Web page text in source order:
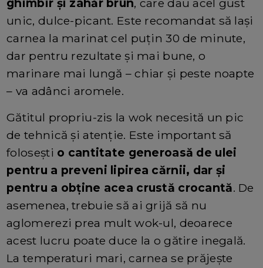
ghimbir și zahăr brun, care dau acel gust
unic, dulce-picant. Este recomandat să lași
carnea la marinat cel puțin 30 de minute,
dar pentru rezultate și mai bune, o
marinare mai lungă – chiar și peste noapte
– va adânci aromele.
Gătitul propriu-zis la wok necesită un pic
de tehnică și atenție. Este important să
folosești o cantitate generoasă de ulei
pentru a preveni lipirea cărnii, dar și
pentru a obține acea crustă crocantă. De
asemenea, trebuie să ai grijă să nu
aglomerezi prea mult wok-ul, deoarece
acest lucru poate duce la o gătire inegală.
La temperaturi mari, carnea se prăjește